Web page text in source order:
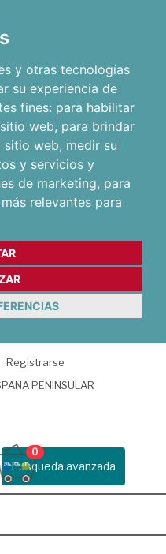
y otras tecnologías
su experiencia de
fines: para habilitar
web, para brindar
sitio web, medir su
y servicios y
de marketing, para
relevantes para
Registrarse
PENINSULAR
Busqueda avanzada
0